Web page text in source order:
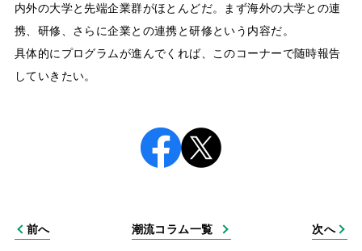
内外の大学と先端企業群がほとんどだ。まず海外の大学との連
携、研修、さらに企業との連携と研修という内容だ。
具体的にプログラムが進んでくれば、このコーナーで随時報告
していきたい。
前へ 潮流コラム一覧 次へ